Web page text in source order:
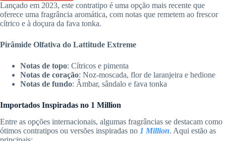
Lançado em 2023, este contratipo é uma opção mais recente que
oferece uma fragrância aromática, com notas que remetem ao frescor
cítrico e à doçura da fava tonka.
Pirâmide Olfativa do Lattitude Extreme
Notas de topo: Cítricos e pimenta
Notas de coração: Noz-moscada, flor de laranjeira e hedione
Notas de fundo: Âmbar, sândalo e fava tonka
Importados Inspiradas no 1 Million
Entre as opções internacionais, algumas fragrâncias se destacam como
ótimos contratipos ou versões inspiradas no 1 Million. Aqui estão as